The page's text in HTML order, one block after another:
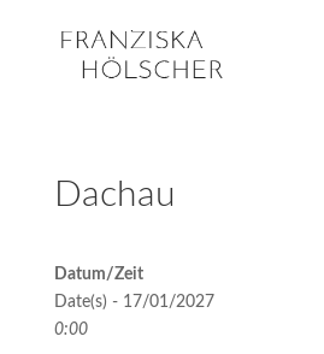
Dachau
Datum/Zeit
Date(s) - 17/01/2027
0:00